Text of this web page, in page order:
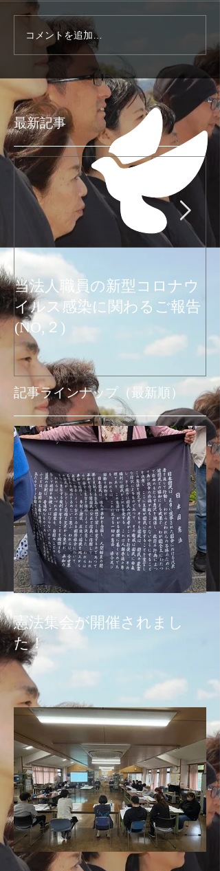
コメントを追加…
最新記事
当法人職員の新型コロナウ
イルス感染に関わるご報告
(NO,２)
記事ラインナップ（最新順）
憲法集会が開催されまし
た！